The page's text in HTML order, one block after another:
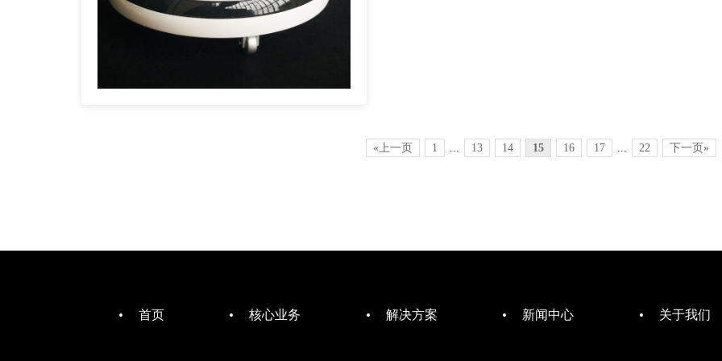
«上一页 1 ... 13 14 15 16 17 ... 22 下一页»
首页 核心业务 解决方案 新闻中心 关于我们